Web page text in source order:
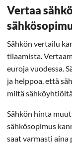
Vertaa
Sähkön vertailu
tilaamista.
euroja vuodessa.
ja helppoa, että
miltä
Sähkön hinta
sähkösopimus
saat varmasti aina